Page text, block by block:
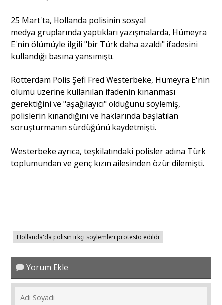
25 Mart'ta, Hollanda polisinin sosyal
medya gruplarında yaptıkları yazışmalarda, Hümeyra
E'nin ölümüyle ilgili "bir Türk daha azaldı" ifadesini
kullandığı basına yansımıştı.
Rotterdam Polis Şefi Fred Westerbeke, Hümeyra E'nin
ölümü üzerine kullanılan ifadenin kınanması
gerektiğini ve "aşağılayıcı" olduğunu söylemiş,
polislerin kınandığını ve haklarında başlatılan
soruşturmanın sürdüğünü kaydetmişti.
Westerbeke ayrıca, teşkilatındaki polisler adına Türk
toplumundan ve genç kızın ailesinden özür dilemişti.
Hollanda'da polisin ırkçı söylemleri protesto edildi
Yorum Ekle